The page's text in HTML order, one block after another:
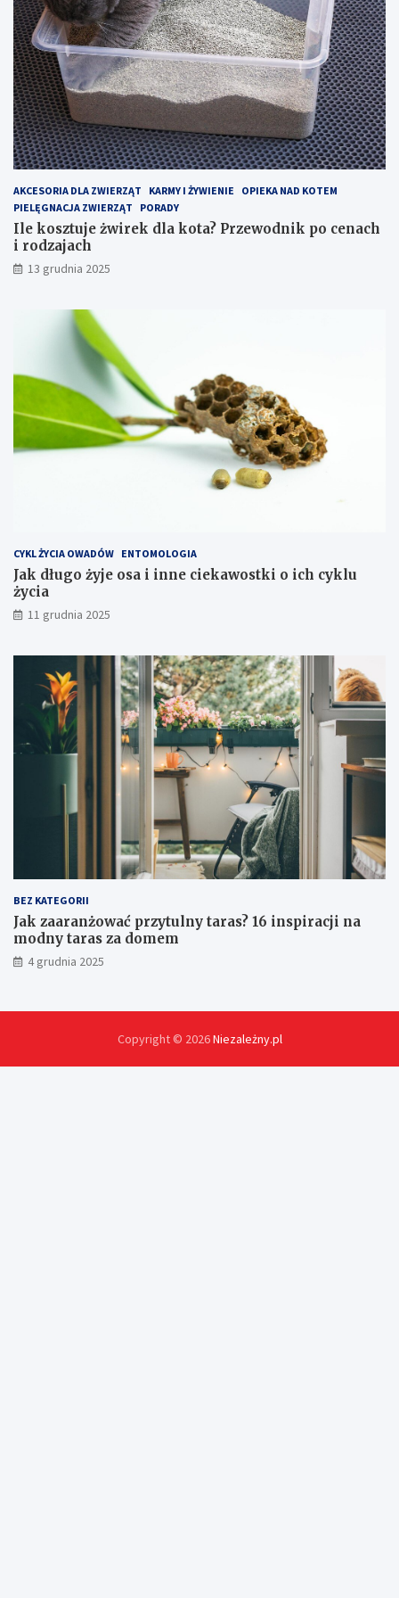
t
a
c
h
–
j
a
k
z
o
p
t
y
m
a
l
ć
o
t
l
o
a
t
j
d
n
i
k
p
o
c
e
n
a
c
h
i
r
o
d
h
AKCESORIA DLA ZWIERZĄT KARMY I ŻYWIENIE
OPIEKA NAD KOTEM
PIELĘGNACJA ZWIERZĄT
PORADY
Ile kosztuje żwirek dla kota? Przewodnik po cenach
i rodzajach
13 grudnia 2025
CYKL ŻYCIA OWADÓW ENTOMOLOGIA
Jak długo żyje osa i inne ciekawostki o ich cyklu
życia
11 grudnia 2025
BEZ KATEGORII
Jak zaaranżować przytulny taras? 16 inspiracji na
modny taras za domem
4 grudnia 2025
Copyright © 2026Niezależny.pl